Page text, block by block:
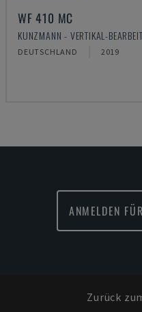
WF 410 MC
KUNZMANN - VERTIKAL-
DEUTSCHLAND 2019
ANMELDEN
Zurück